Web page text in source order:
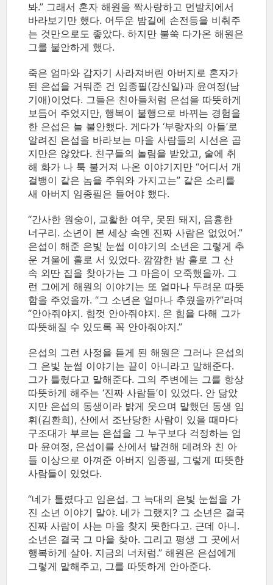
봐.” 그래서 혼자 해원을 짝사랑하고 먼발치에서
바라보기만 했다. 어두운 밤길에 손전등을 비춰주
는 것만으로도 좋았다. 하지만 불쑥 다가온 해원은
그를 불안하게 했다.
죽은 엄마와 갑자기 사라져버린 아버지로 혼자가
된 은섭을 거둬준 건 임종필(강신일)과 윤여정(남
기애)이었다. 그들은 친아들처럼 은섭을 따뜻하게
보듬어 주었지만, 행복이 불행으로 바뀌는 경험을
한 은섭은 늘 불안했다. 게다가 ‘부랑자의 아들’로
알려진 은섭을 바라보는 마을 사람들의 시선은 곱
지만은 않았다. 친구들의 놀림을 받았고, 술에 취
해 화가 나 툭 불거져 나온 이야기지만 “어디서 개
걸뱅이 같은 놈을 주워와 가지고는” 같은 소리를
새 아버지 임종필은 들어야 했다.
“간사한 원숭이, 교활한 여우, 못된 돼지, 음흉한
너구리. 소년이 본 세상 속엔 진짜 사람은 없었어.”
은섭이 해준 은빛 눈썹 이야기의 소년은 그렇게 추
운 겨울에 홀로 서 있었다. 깜깜한 밤 홀로 그 산
속 외딴 집을 찾아가는 그 마음이 오죽했을까. 그
런 그에게 해원의 이야기는 또 얼마나 두려운 따뜻
함을 주었을까. “그 소년은 얼마나 추웠을까?”라며
“안아줘야지. 힘껏 안아줘야지. 온 힘을 다해 그가
따뜻해질 수 있도록 꼭 안아줘야지.”
은섭의 그런 사정을 듣게 된 해원은 그러나 은섭의
그 은빛 눈썹 이야기는 끝이 아니라고 말해준다.
그가 틀렸다고 말해준다. 그의 주변에는 그를 항상
따뜻하게 해주는 ‘진짜 사람들’이 있었다. 안 닮았
지만 은섭의 동생이라 밝게 웃으며 말했던 동생 임
휘(김환희), 산에서 조난당한 사람이 있을 때마다
구조대가 부르는 은섭을 그 누구보다 걱정하는 엄
마 윤여정, 은섭이를 산에서 발견해 데려와 친 아
들 이상으로 아껴준 아버지 임종필, 그렇게 따뜻한
사람들이 있었다.
“네가 틀렸다고 임은섭. 그 늑대의 은빛 눈썹을 가
진 소년 이야기 말야. 네가 그랬지? 그 소년은 결국
진짜 사람이 사는 마을 찾지 못한다고. 근데 아니.
소년은 결국 그 마을 찾아. 그리고 평생 그 곳에서
행복하게 살아. 지금의 너처럼.” 해원은 은섭에게
그렇게 말해주고, 그를 따뜻하게 안아준다.